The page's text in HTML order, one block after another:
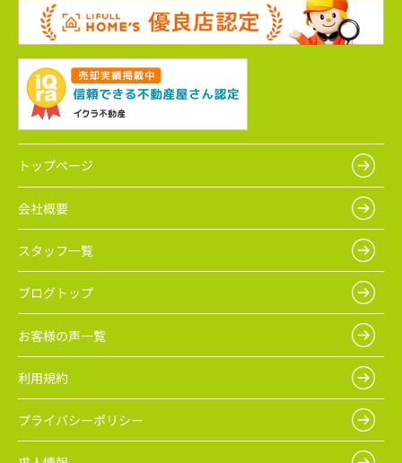
トップページ
会社概要
スタッフ一覧
ブログトップ
お客様の声一覧
利用規約
プライバシーポリシー